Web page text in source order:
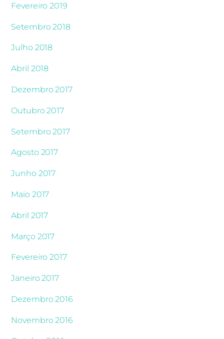
Fevereiro 2019
Setembro 2018
Julho 2018
Abril 2018
Dezembro 2017
Outubro 2017
Setembro 2017
Agosto 2017
Junho 2017
Maio 2017
Abril 2017
Março 2017
Fevereiro 2017
Janeiro 2017
Dezembro 2016
Novembro 2016